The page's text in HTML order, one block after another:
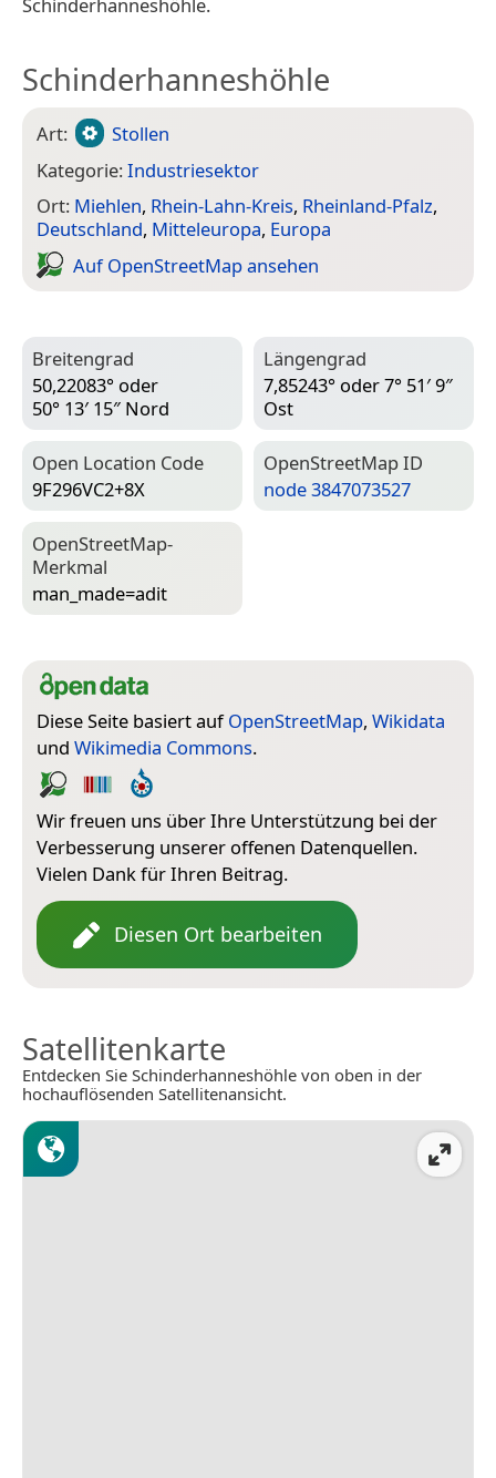
Schinderhanneshöhle
Art:
Stollen
Kategorie:Industriesektor
Ort: Miehlen, Rhein-Lahn-Kreis, Rheinland-Pfalz,
Deutschland, Mitteleuropa, Europa
Auf Open­Street­Map ansehen
Breitengrad
50,22083° oder
50° 13′ 15″ Nord
Längengrad
7,85243° oder 7° 51′ 9″
Ost
Open Location Code
9F296VC2+8X
Open­Street­Map ID
node 3847073527
Open­Street­Map-
Merkmal
man_made=­adit
Diese Seite basiert aufOpenStreetMap, Wikidata
und Wikimedia Commons.
Wir freuen uns über Ihre Unterstützung bei der
Verbesserung unserer offenen Datenquellen.
Vielen Dank für Ihren Beitrag.
Diesen Ort bearbeiten
Satellitenkarte
Entdecken Sie Schinderhanneshöhle von oben in der
hochauflösenden Satellitenansicht.